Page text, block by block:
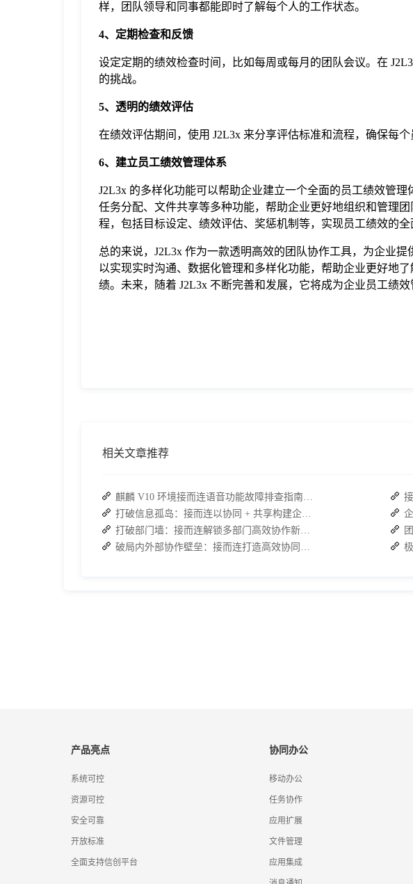
样，团队领导和同事都能即时了解每个人的工作状态。
4、定期检查和反馈
设定定期的绩效检查时间，比如每周或每月的团队会议。在
的挑战。
5、透明的绩效评估
在绩效评估期间，使用 J2L3x 来分享评估标准和流程，确保每
6、建立员工绩效管理体系
J2L3x 的多样化功能可以帮助企业建立一个全面的员工绩效管
任务分配、文件共享等多种功能，帮助企业更好地组织和管理
程，包括目标设定、绩效评估、奖惩机制等，实现员工绩效的全
总的来说，J2L3x 作为一款透明高效的团队协作工具，为企业
以实现实时沟通、数据化管理和多样化功能，帮助企业更好地
绩。未来，随着 J2L3x 不断完善和发展，它将成为企业员工绩
相关文章推荐
产品亮点
系统可控
资源可控
安全可靠
开放标准
全面支持信创平台
协同办公
移动办公
任务协作
应用扩展
文件管理
应用集成